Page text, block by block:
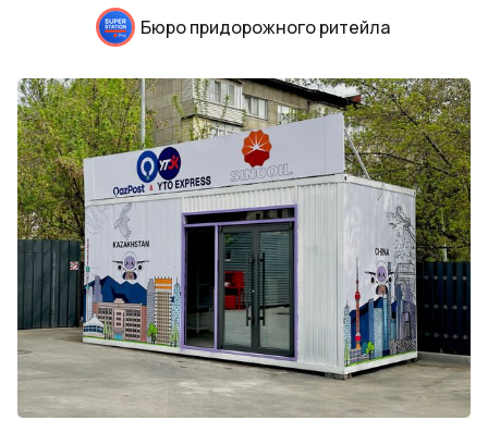
О нас
Дизайн и проектирование
Консалтинг и обучение
Блог
События
Контакты
Лучшие АЗС мира
Мнения
Бюро придорожного ритейла